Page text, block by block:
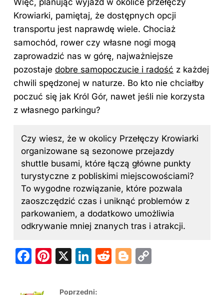
Krowiarki, pamiętaj, że dostępnych opcji
transportu jest naprawdę wiele. Chociaż
samochód, rower czy własne nogi mogą
zaprowadzić nas w górę, najważniejsze
pozostaje dobre samopoczucie i radość z każdej
chwili spędzonej w naturze. Bo kto nie chciałby
poczuć się jak Król Gór, nawet jeśli nie korzysta
z własnego parkingu?
Czy wiesz, że w okolicy Przełęczy Krowiarki
organizowane są sezonowe przejazdy
shuttle busami, które łączą główne punkty
turystyczne z pobliskimi miejscowościami?
To wygodne rozwiązanie, które pozwala
zaoszczędzić czas i uniknąć problemów z
parkowaniem, a dodatkowo umożliwia
odkrywanie mniej znanych tras i atrakcji.
F
c
Pi
er
X
Li
k
R
Bl
Poprzedni: